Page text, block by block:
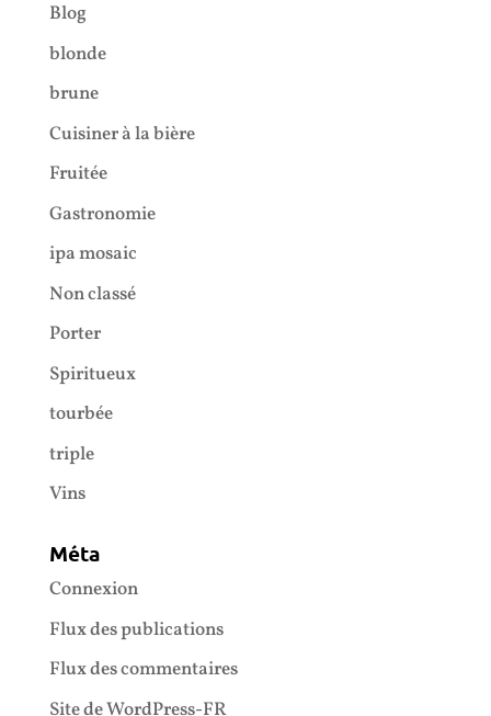
Blog
blonde
brune
Cuisiner à la bière
Fruitée
Gastronomie
ipa mosaic
Non classé
Porter
Spiritueux
tourbée
triple
Vins
Méta
Connexion
Flux des publications
Flux des commentaires
Site de WordPress-FR